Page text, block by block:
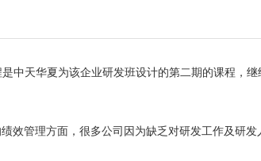
中天华夏为该企业研发班设计的第二期的课程，继
效管理方面，很多公司因为缺乏对研发工作及研发